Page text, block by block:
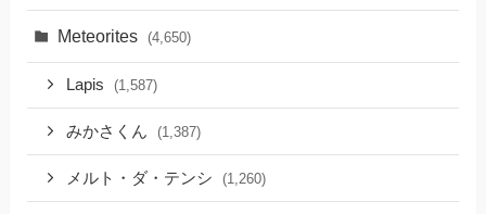
Meteorites (4,650)
Lapis (1,587)
みかさくん (1,387)
メルト・ダ・テンシ (1,260)